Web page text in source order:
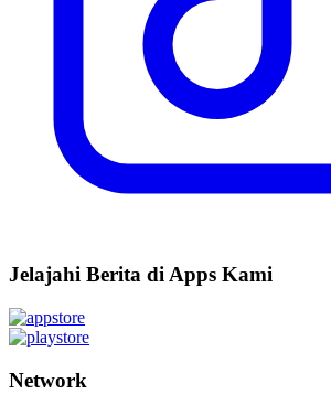
Jelajahi Berita di Apps Kami
Network